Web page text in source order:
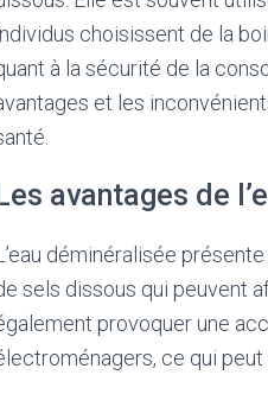
choisissent de la
à la sécurité de la
et les
Les avantages de
déminéralisée
sels dissous qui peuvent
provoquer une
ce qui